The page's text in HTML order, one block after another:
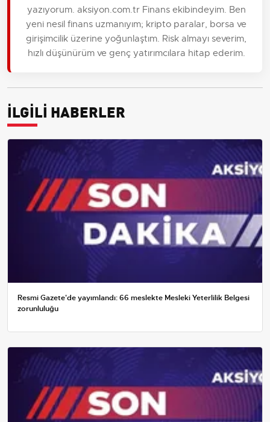
yazıyorum. aksiyon.com.tr Finans ekibindeyim. Ben
yeni nesil finans uzmanıyım; kripto paralar, borsa ve
girişimcilik üzerine yoğunlaştım. Risk almayı severim,
hızlı düşünürüm ve genç yatırımcılara hitap ederim.
İLGİLİ HABERLER
Resmi Gazete'de yayımlandı: 66 meslekte Mesleki Yeterlilik Belgesi
zorunluluğu